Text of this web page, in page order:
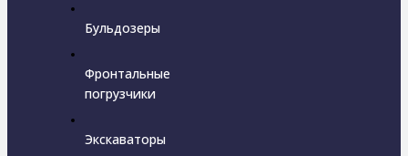
Бульдозеры
Фронтальные
погрузчики
Экскаваторы